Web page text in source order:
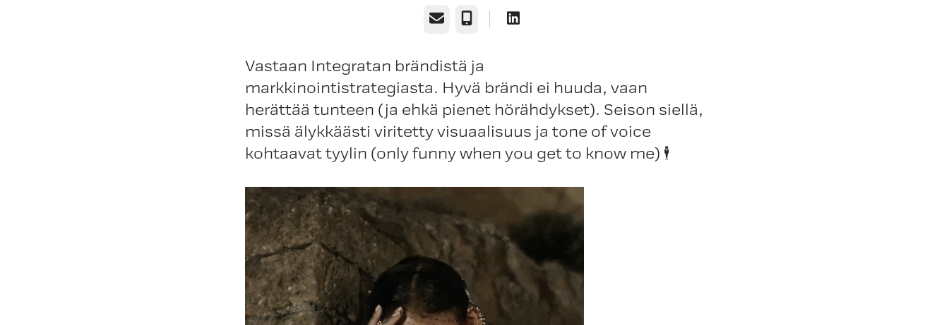
Sähköposti
Puhelin
Vastaan Integratan brändistä ja
markkinointistrategiasta. Hyvä brändi ei huuda, vaan
herättää tunteen (ja ehkä pienet hörähdykset). Seison siellä,
missä älykkäästi viritetty visuaalisuus ja tone of voice
kohtaavat tyylin (only funny when you get to know me) 🕴️